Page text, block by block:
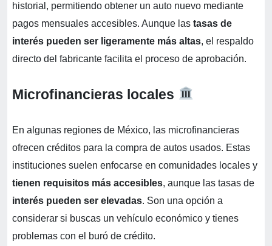
historial, permitiendo obtener un auto nuevo mediante
pagos mensuales accesibles. Aunque las tasas de
interés pueden ser ligeramente más altas, el respaldo
directo del fabricante facilita el proceso de aprobación.
Microfinancieras locales
En algunas regiones de México, las microfinancieras
ofrecen créditos para la compra de autos usados. Estas
instituciones suelen enfocarse en comunidades locales y
tienen requisitos más accesibles, aunque las tasas de
interés pueden ser elevadas. Son una opción a
considerar si buscas un vehículo económico y tienes
problemas con el buró de crédito.